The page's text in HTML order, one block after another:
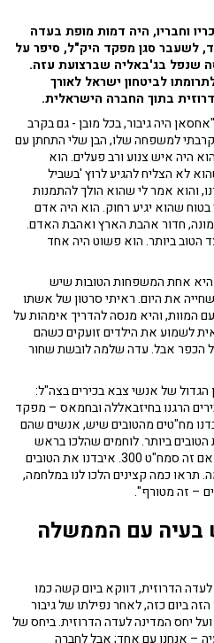
וחבריו, היה דמות מופת בעדה
לשעבר סגן מפקד היק"ל, סיפר על
שנפל בג'באליה שברצועת עזה.
לביטחון ישראל לאורך
בתוך החברה הישראלית.
היה גיבור, בכל מובן - גם בקרב
למשפחה שלו, הבן שלי התחתן עם
היה איש צנוע ורב פעלים. הוא
לא הצליח להגיע לרוץ 'בשביל
והוא אמר לי שהוא הולך להתמנות
בטוח שהוא יגיע רחוק. הוא היה אדם
חדור אהבת הארץ ואהבת האדם.
ביותר. הוא פשוט היה אחד
אחת המשפחות הטובות שיש
את היום. ראיתי סרטון של אשתו
המוות, והיא מנסה להדריך אימהות על
לשמוע את הילדים זועקים כשהם
הכפר אבל. עדה שלמה לובשת שחור
של אנשי צבא בכירים בצה"ל:
הרגנו בחיזבאללה ובחמאס – מפקד
מח"טים מהטובים שיש, אנשים שהם
ביותר. לוחמים שהלכו בראש
כמפקדים נערצים, אם זה מג"ד 53, אם זה סמח"ט 300. איבדנו את הטובים
תראו כמה קצינים הלכו לנו במלחמה,
– זה מטורף".
בעיה עם הממשלה
הדרוזית, דווקא ביום קשה כמו
ביום כזה, לאחר נפילתו של גיבור
יחס המדינה לעדה הדרוזית. ביחס של
– אנחנו עם אחד; אבל לחברה